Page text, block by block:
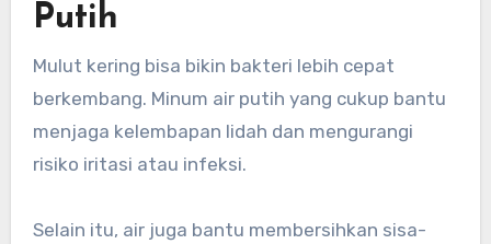
Putih
Mulut kering bisa bikin bakteri lebih cepat
berkembang. Minum air putih yang cukup bantu
menjaga kelembapan lidah dan mengurangi
risiko iritasi atau infeksi.
Selain itu, air juga bantu membersihkan sisa-